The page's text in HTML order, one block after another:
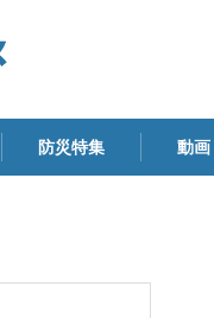
防災特集 動画